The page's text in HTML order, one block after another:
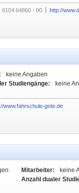
6104 64860 - 00 http://
keine Angaben
Studiengänge:
keine
www.fahrschule-gote.de
Mitarbeiter:
keine
Anzahl dualer